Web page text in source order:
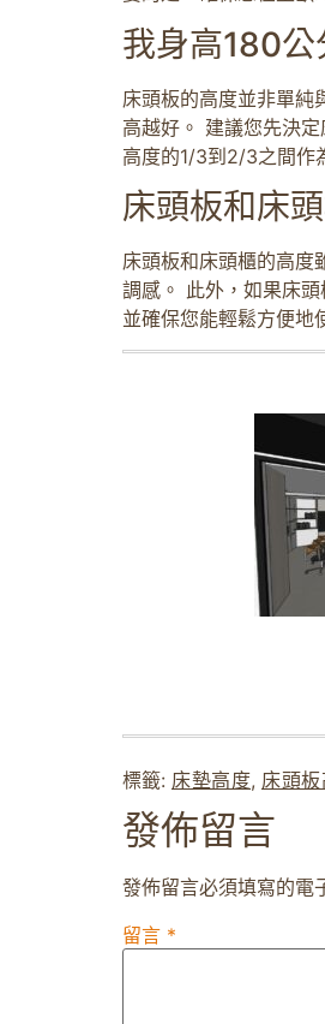
我身高180公
床頭板的高度並非單純
高越好。 建議您先決
高度的1/3到2/3之間作
床頭板和床
床頭板和床頭櫃的高度
調感。 此外，如果床
並確保您能輕鬆方便地
標籤: 床墊高度, 床頭
發佈留言
發佈留言必須填寫的電
留言 *